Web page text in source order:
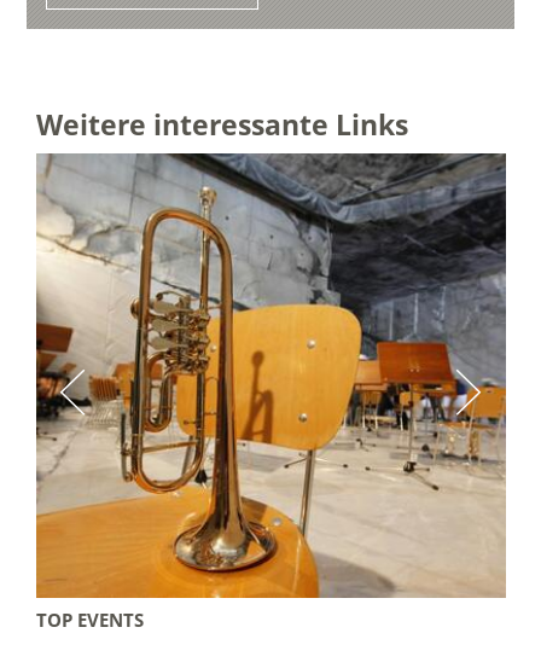
Weitere interessante Links
TOP EVENTS